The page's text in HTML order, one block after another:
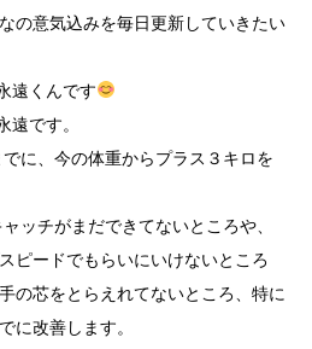
の意気込みを毎日更新していきたい
遠くんです
遠です。
に、今の体重からプラス３キロを
ッチがまだできてないところや、
ピードでもらいにいけないところ
の芯をとらえれてないところ、特に
に改善します。